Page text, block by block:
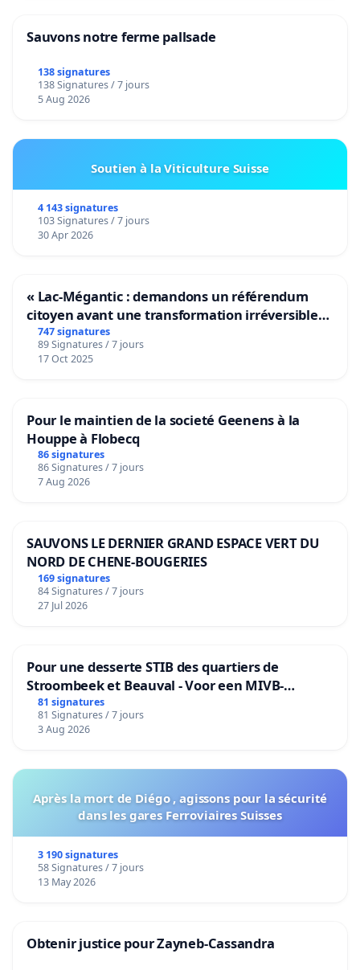
Sauvons notre ferme pallsade
138 signatures
138 Signatures / 7 jours
5 Aug 2026
Soutien à la Viticulture Suisse
4 143 signatures
103 Signatures / 7 jours
30 Apr 2026
« Lac-Mégantic : demandons un référendum
citoyen avant une transformation irréversible
de notre territoire »
747 signatures
89 Signatures / 7 jours
17 Oct 2025
Pour le maintien de la societé Geenens à la
Houppe à Flobecq
86 signatures
86 Signatures / 7 jours
7 Aug 2026
SAUVONS LE DERNIER GRAND ESPACE VERT DU
NORD DE CHENE-BOUGERIES
169 signatures
84 Signatures / 7 jours
27 Jul 2026
Pour une desserte STIB des quartiers de
Stroombeek et Beauval - Voor een MIVB-
bediening van de wijken Strombeek en Het
Voor
81 signatures
81 Signatures / 7 jours
3 Aug 2026
Après la mort de Diégo , agissons pour la sécurité
dans les gares Ferroviaires Suisses
3 190 signatures
58 Signatures / 7 jours
13 May 2026
Obtenir justice pour Zayneb-Cassandra